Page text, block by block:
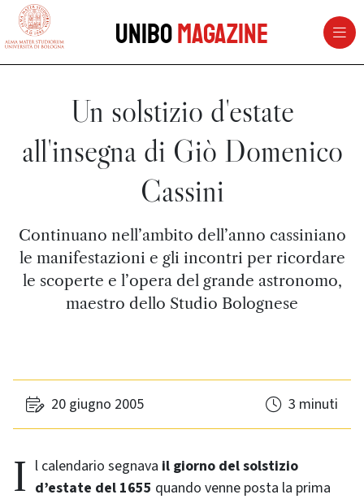
vai al contenuto della pagina
UniboMagazine
Un solstizio d'estate
all'insegna di Giò Domenico
Cassini
Continuano nell’ambito dell’anno cassiniano
le manifestazioni e gli incontri per ricordare
le scoperte e l’opera del grande astronomo,
maestro dello Studio Bolognese
20 giugno 2005 3 minuti
Il calendario segnava il giorno del solstizio
d’estate del 1655 quando venne posta la prima